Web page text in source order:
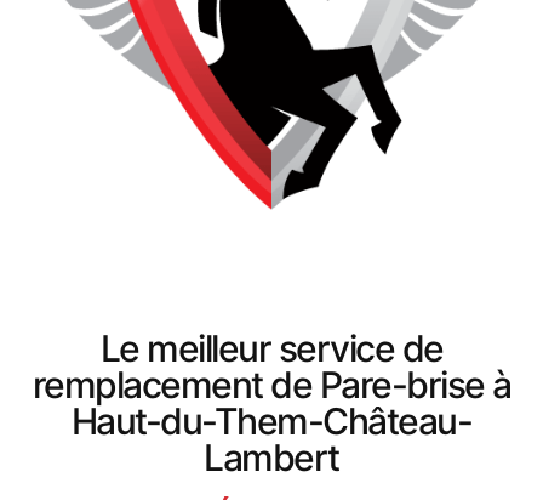
Le meilleur service de
remplacement de Pare-brise à
Haut-du-Them-Château-
Lambert